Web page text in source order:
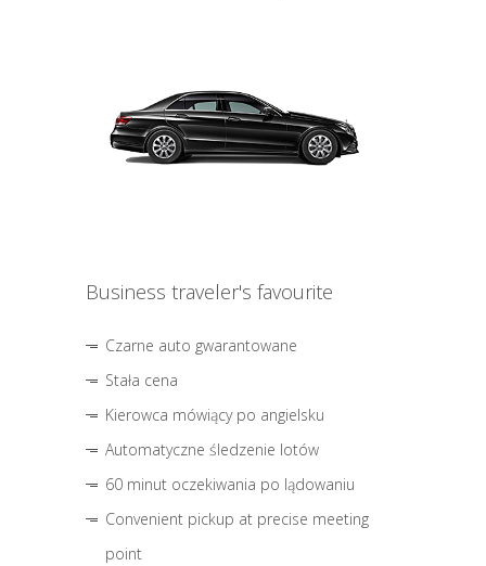
Business traveler's favourite
Czarne auto gwarantowane
Stała cena
Kierowca mówiący po angielsku
Automatyczne śledzenie lotów
60 minut oczekiwania po lądowaniu
Convenient pickup at precise meeting
point